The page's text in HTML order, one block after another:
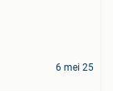
6 mei 25